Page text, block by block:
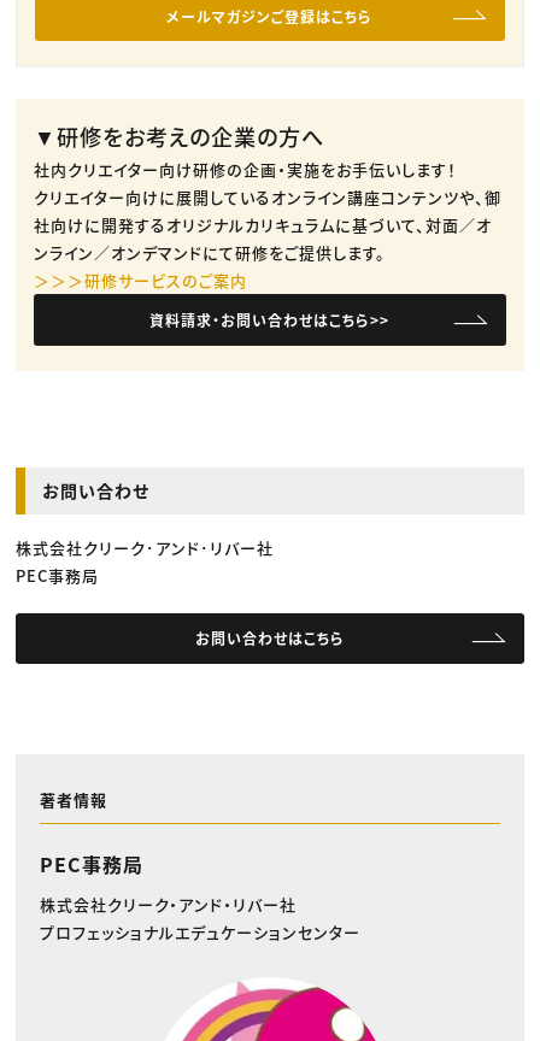
メールマガジンご登録はこちら
▼研修をお考えの企業の方へ
社内クリエイター向け研修の企画・実施をお手伝いします！
クリエイター向けに展開しているオンライン講座コンテンツや、御
社向けに開発するオリジナルカリキュラムに基づいて、対面／オ
ンライン／オンデマンドにて研修をご提供します。
＞＞＞研修サービスのご案内
資料請求・お問い合わせはこちら>>
お問い合わせ
株式会社クリーク･アンド･リバー社
PEC事務局
お問い合わせはこちら
著者情報
PEC事務局
株式会社クリーク・アンド・リバー社
プロフェッショナルエデュケーションセンター